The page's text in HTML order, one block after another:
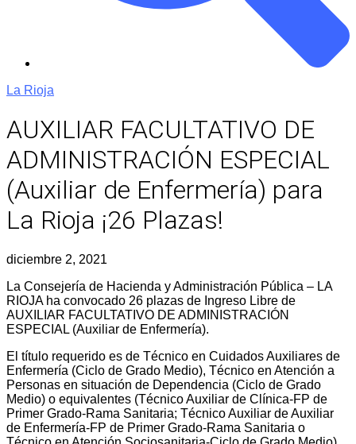
La Rioja
AUXILIAR FACULTATIVO DE
ADMINISTRACIÓN ESPECIAL
(Auxiliar de Enfermería) para
La Rioja ¡26 Plazas!
diciembre 2, 2021
La Consejería de Hacienda y Administración Pública – LA
RIOJA ha convocado 26 plazas de Ingreso Libre de
AUXILIAR FACULTATIVO DE ADMINISTRACIÓN
ESPECIAL (Auxiliar de Enfermería).
El título requerido es de Técnico en Cuidados Auxiliares de
Enfermería (Ciclo de Grado Medio), Técnico en Atención a
Personas en situación de Dependencia (Ciclo de Grado
Medio) o equivalentes (Técnico Auxiliar de Clínica-FP de
Primer Grado-Rama Sanitaria; Técnico Auxiliar de Auxiliar
de Enfermería-FP de Primer Grado-Rama Sanitaria o